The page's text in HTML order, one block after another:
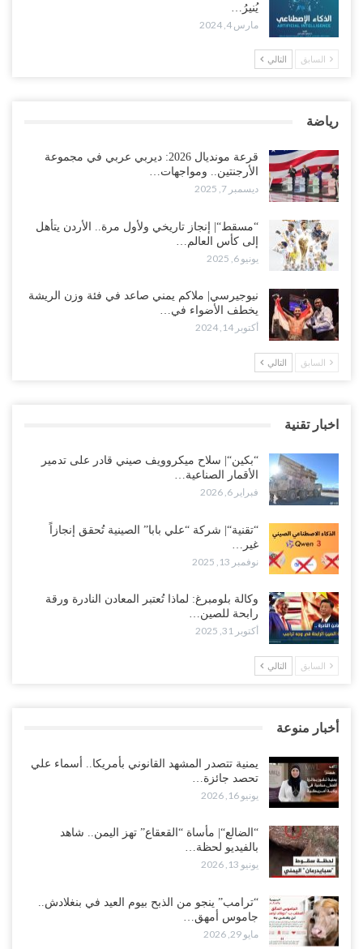
يُنيرُ…
مارس 4, 2024
السابق التالي
رياضة
قرعة مونديال 2026: ديربي عربي في مجموعة
الأرجنتين.. ومواجهات…
ديسمبر 7, 2025
“مسقط“| إنجاز تاريخي ولأول مرة.. الأردن يتأهل
إلى كأس العالم…
يونيو 6, 2025
نيوجيرسي| ملاكم يمني صاعد في فئة وزن الريشة
يخطف الأضواء في…
أكتوبر 14, 2024
السابق التالي
اخبار تقنية
“بكين“| سلاح ميكروويف صيني قادر على تدمير
الأقمار الصناعية…
فبراير 6, 2026
“تقنية“| شركة “علي بابا” الصينية تُحقق إنجازاً
غير…
نوفمبر 13, 2025
وكالة بلومبرغ: لماذا تُعتبر المعادن النادرة ورقة
رابحة للصين…
أكتوبر 31, 2025
السابق التالي
أخبار منوعة
يمنية تتصدر المشهد القانوني بأمريكا.. أسماء علي
تحصد جائزة…
يونيو 16, 2026
“الضالع“| مأساة “القعقاع” تهز اليمن.. شاهد
بالفيديو لحظة…
يونيو 13, 2026
“ترامب” ينجو من الذبح بيوم العيد في بنغلادش..
جاموس أمهق…
مايو 29, 2026